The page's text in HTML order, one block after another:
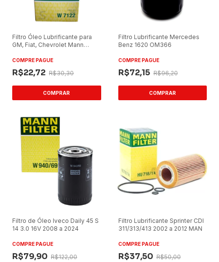
Filtro Óleo Lubrificante para
GM, Fiat, Chevrolet Mann
COMPRE PAGUE
R$22,72 R$30,30
Filtro Lubrificante Mercedes
Benz 1620 OM366
COMPRE PAGUE
R$72,15 R$96,20
Filtro de Óleo Iveco Daily 45 S
14 3.0 16V 2008 a 2024
COMPRE PAGUE
R$79,90 R$122,00
Filtro Lubrificante Sprinter CDI
311/313/413 2002 a 2012 MAN
COMPRE PAGUE
R$37,50 R$50,00